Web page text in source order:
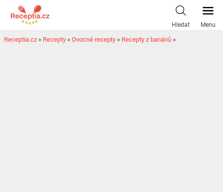
Hledat Menu
Receptia.cz » Recepty » Ovocné recepty » Recepty z banánů »